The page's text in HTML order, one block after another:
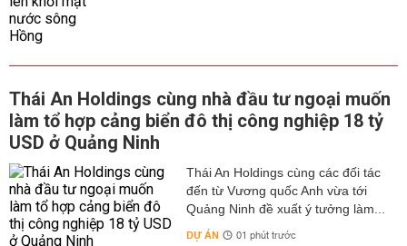
Thái An Holdings cùng nhà đầu tư ngoại muốn
làm tổ hợp cảng biển đô thị công nghiệp 18 tỷ
USD ở Quảng Ninh
Thái An Holdings cùng các đối tác
đến từ Vương quốc Anh vừa tới
Quảng Ninh đề xuất ý tưởng làm...
DỰ ÁN 01 phút trước